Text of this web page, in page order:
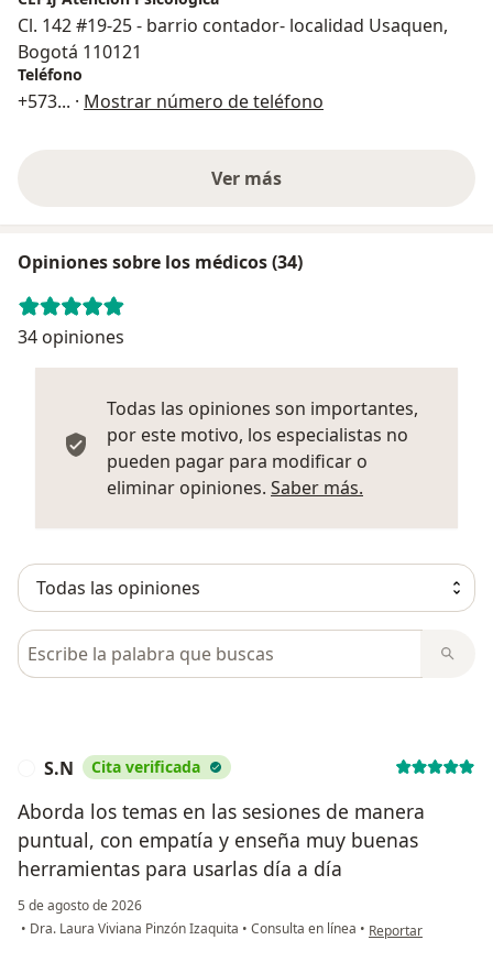
Cl. 142 #19-25 - barrio contador- localidad Usaquen,
Bogotá 110121
Teléfono
+573... · Mostrar número de teléfono
Ver más
Opiniones sobre los médicos (34)
34 opiniones
Todas las opiniones son importantes,
por este motivo, los especialistas no
pueden pagar para modificar o
eliminar opiniones. Saber más.
Busca en opiniones
S.N Cita verificada
Aborda los temas en las sesiones de manera
puntual, con empatía y enseña muy buenas
herramientas para usarlas día a día
5 de agosto de 2026
• Dra. Laura Viviana Pinzón Izaquita • Consulta en línea • en opinión del
Reportar